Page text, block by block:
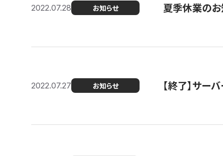
2022.07.28 お知らせ 夏季休業の
2022.07.27 お知らせ 【終了】サー